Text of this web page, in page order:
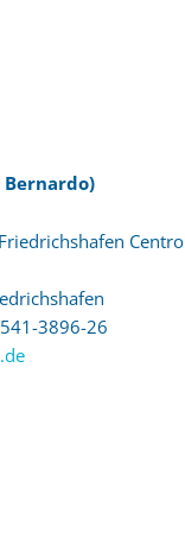
Bernardo)
Centro
3896-26